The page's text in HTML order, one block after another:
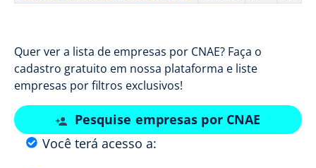
Quer ver a lista de empresas por CNAE? Faça o
cadastro gratuito em nossa plataforma e liste
empresas por filtros exclusivos!
Pesquise empresas por CNAE
Você terá acesso a: